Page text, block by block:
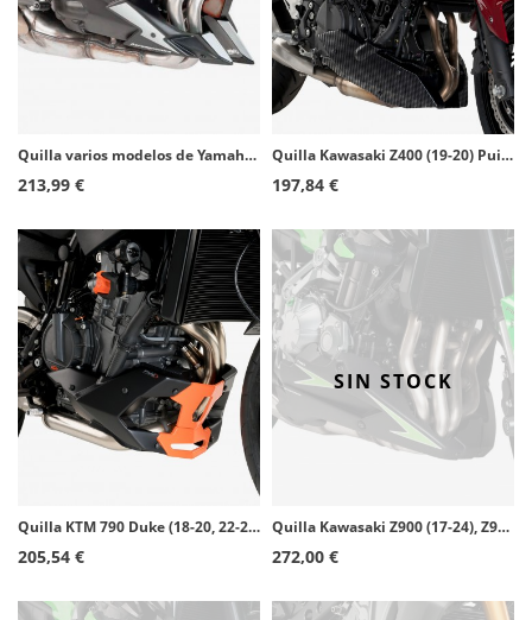
Quilla varios modelos de Yamaha Puig Negro 7022J
213,99 €
Quilla Kawasaki Z400 (19-20) Puig Símil carbono 3554C
197,84 €
Quilla KTM 790 Duke (18-20, 22-24, 26), 890 Duke/GP/R (20-25) Puig Negro 9669J
205,54 €
SIN STOCK
Quilla Kawasaki Z900 (17-24), Z900SE (22-24) Puig Negro 9703J
272,00 €